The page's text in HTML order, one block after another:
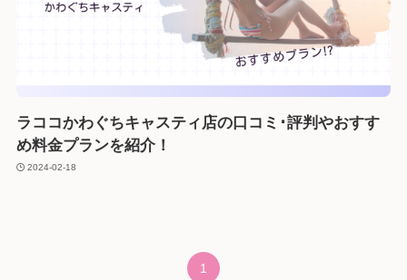
ラココかわぐちキャスティ店の口コミ･評判やおすす
め料金プランを紹介！
2024-02-18
1